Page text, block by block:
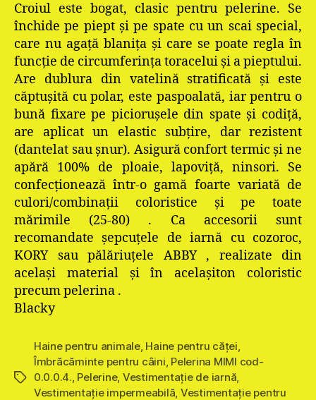
Croiul este bogat, clasic pentru pelerine. Se
închide pe piept şi pe spate cu un scai special,
care nu agaţă blaniţa şi care se poate regla în
funcţie de circumferinţa toracelui şi a pieptului.
Are dublura din vatelină stratificată şi este
căptuşită cu polar, este paspoalată, iar pentru o
bună fixare pe picioruşele din spate şi codiţă,
are aplicat un elastic subţire, dar rezistent
(dantelat sau şnur). Asigură confort termic şi ne
apără 100% de ploaie, lapoviţă, ninsori. Se
confecţionează într-o gamă foarte variată de
culori/combinaţii coloristice şi pe toate
mărimile (25-80) . Ca accesorii sunt
recomandate şepcuţele de iarnă cu cozoroc,
KORY sau pălăriuţele ABBY , realizate din
acelaşi material şi în acelaşiton coloristic
precum pelerina .
Blacky
Etichete
Haine pentru animale, Haine pentru căţei,
Îmbrăcăminte pentru câini, Pelerina MIMI cod-
0.0.0.4., Pelerine, Vestimentaţie de iarnă,
Vestimentaţie impermeabilă, Vestimentație pentru